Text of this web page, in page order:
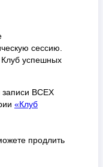
сессию.
успешных
записи ВСЕХ
«Клуб
продлить